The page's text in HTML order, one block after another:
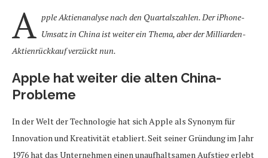
A pple Aktienanalyse nach den Quartalszahlen. Der iPhone-
Umsatz in China ist weiter ein Thema, aber der Milliarden-
Aktienrückkauf verzückt nun.
Apple hat weiter die alten China-
Probleme
In der Welt der Technologie hat sich Apple als Synonym für
Innovation und Kreativität etabliert. Seit seiner Gründung im Jahr
1976 hat das Unternehmen einen unaufhaltsamen Aufstieg erlebt